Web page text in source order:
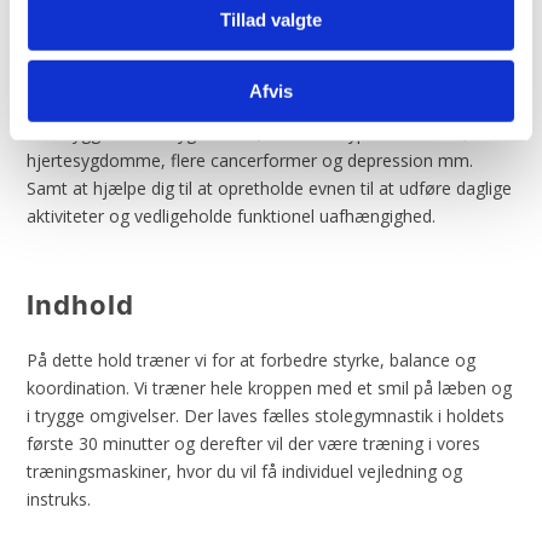
Tillad valgte
Afvis
hjertesygdomme, flere cancerformer og depression mm.
Samt at hjælpe dig til at opretholde evnen til at udføre daglige
aktiviteter og vedligeholde funktionel uafhængighed.
Indhold
På dette hold træner vi for at forbedre styrke, balance og
koordination. Vi træner hele kroppen med et smil på læben og
i trygge omgivelser. Der laves fælles stolegymnastik i holdets
første 30 minutter og derefter vil der være træning i vores
træningsmaskiner, hvor du vil få individuel vejledning og
instruks.